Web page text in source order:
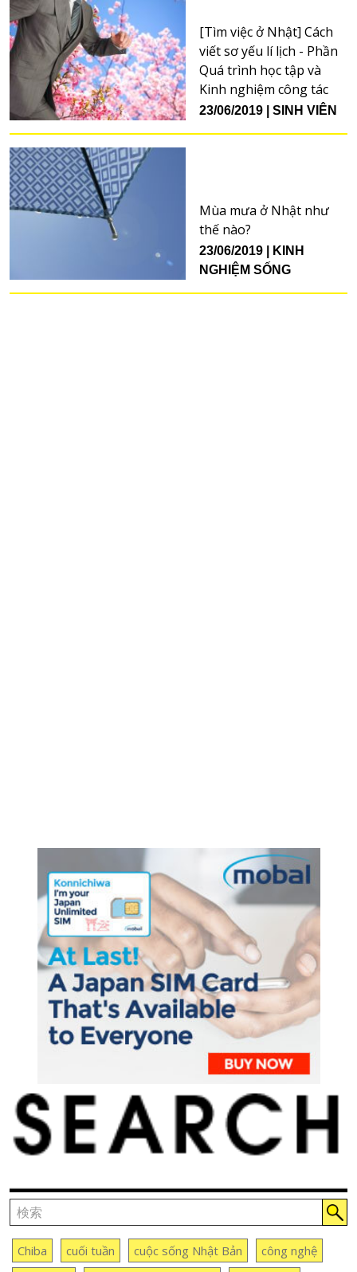
[Tìm việc ở Nhật] Cách
viết sơ yếu lí lịch - Phần
Quá trình học tập và
Kinh nghiệm công tác
23/06/2019 SINH VIÊN
Mùa mưa ở Nhật như
thế nào?
23/06/2019
KINH
NGHIỆM SỐNG
Chiba cuối tuần cuộc sống Nhật Bản
công nghệ